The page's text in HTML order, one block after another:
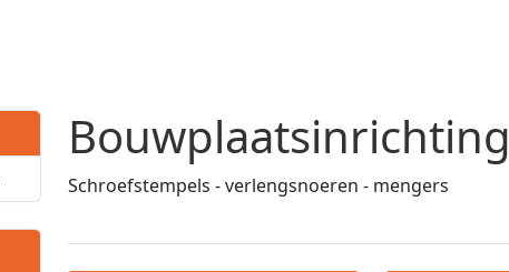
Bouwplaatsinrichting
Schroefstempels - verlengsnoeren - mengers